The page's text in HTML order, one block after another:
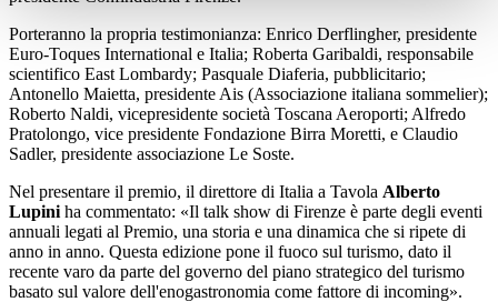
Porteranno la propria testimonianza: Enrico Derflingher, presidente
Euro-Toques International e Italia; Roberta Garibaldi, responsabile
scientifico East Lombardy; Pasquale Diaferia, pubblicitario;
Antonello Maietta, presidente Ais (Associazione italiana sommelier);
Roberto Naldi, vicepresidente società Toscana Aeroporti; Alfredo
Pratolongo, vice presidente Fondazione Birra Moretti, e Claudio
Sadler, presidente associazione Le Soste.
Nel presentare il premio, il direttore di Italia a Tavola Alberto
Lupini ha commentato: «Il talk show di Firenze è parte degli eventi
annuali legati al Premio, una storia e una dinamica che si ripete di
anno in anno. Questa edizione pone il fuoco sul turismo, dato il
recente varo da parte del governo del piano strategico del turismo
basato sul valore dell'enogastronomia come fattore di incoming».